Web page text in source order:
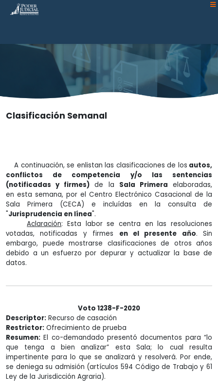
Atención:
Este
accesibilidad.
Clasificación Semanal
A continuación, se enlistan las clasificaciones de los autos,
conflictos de competencia y/o las sentencias
(notificadas y firmes) de la Sala Primera elaboradas,
en esta semana, por el Centro Electrónico Casacional de la
Sala Primera (CECA) e incluídas en la consulta de
"Jurisprudencia en línea".
Aclaración: Esta labor se centra en las resoluciones
votadas, notificadas y firmes en el presente año. Sin
embargo, puede mostrarse clasificaciones de otros años
debido a un esfuerzo por depurar y actualizar la base de
datos.
Voto 1238-F-2020
Descriptor: Recurso de casación
Restrictor: Ofrecimiento de prueba
Resumen: El co-demandado presentó documentos para “lo
que tenga a bien analizar” esta Sala; lo cual resulta
impertinente para lo que se analizará y resolverá. Por ende,
se deniega su admisión (artículos 594 Código de Trabajo y 61
Ley de la Jurisdicción Agraria).